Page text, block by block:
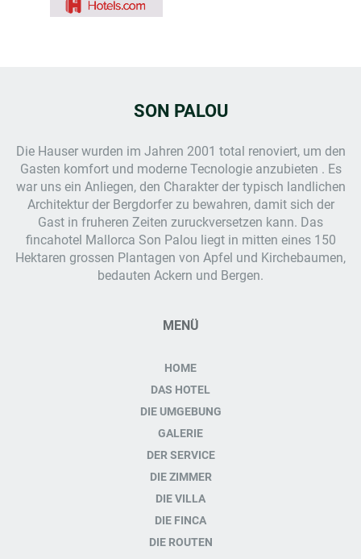
SON PALOU
Die Hauser wurden im Jahren 2001 total renoviert, um den
Gasten komfort und moderne Tecnologie anzubieten . Es
war uns ein Anliegen, den Charakter der typisch landlichen
Architektur der Bergdorfer zu bewahren, damit sich der
Gast in fruheren Zeiten zuruckversetzen kann. Das
fincahotel Mallorca Son Palou liegt in mitten eines 150
Hektaren grossen Plantagen von Apfel und Kirchebaumen,
bedauten Ackern und Bergen.
MENÜ
HOME
DAS HOTEL
DIE UMGEBUNG
GALERIE
DER SERVICE
DIE ZIMMER
DIE VILLA
DIE FINCA
DIE ROUTEN